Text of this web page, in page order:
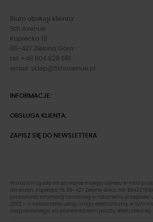
Biuro obsługi klienta:
5th Avenue
Kupiecka 19
65-427 Zielona Góra
tel: +48 604 829 581
email: sklep@5thavenue.pl
INFORMACJE:
OBSŁUGA KLIENTA:
ZAPISZ SIĘ DO NEWSLETTERA
Wyrażam zgodę na używanie mojego adresu e-mail
doręczeń: Kupiecka 19, 65-427 Zielona Góra, NIP
przesyłania informacji handlowej w rozumieniu przepisów
2002 r. o świadczeniu usług drogą elektroniczną, w tym
bezpośredniego, za pośrednictwem poczty elektronicznej.